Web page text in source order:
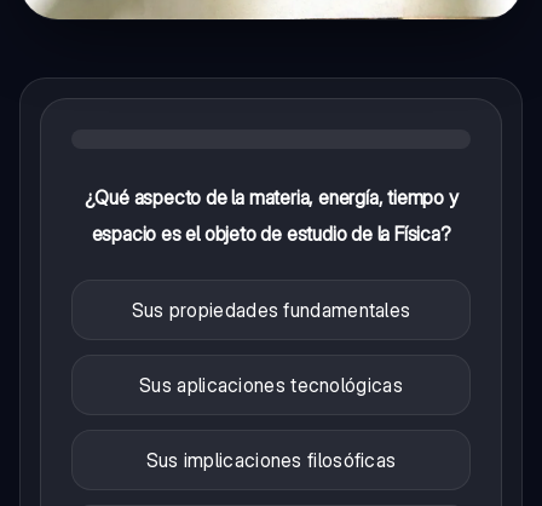
¿Qué aspecto de la materia, energía, tiempo y
espacio es el objeto de estudio de la Física?
Sus propiedades fundamentales
Sus aplicaciones tecnológicas
Sus implicaciones filosóficas